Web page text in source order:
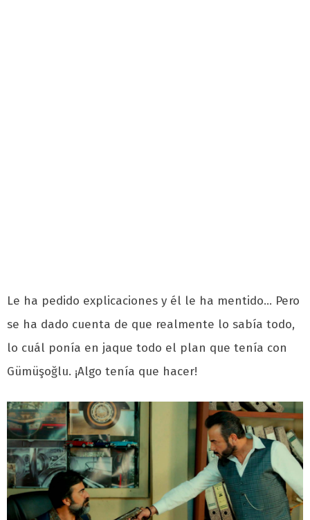
Le ha pedido explicaciones y él le ha mentido… Pero
se ha dado cuenta de que realmente lo sabía todo,
lo cuál ponía en jaque todo el plan que tenía con
Gümüşoğlu. ¡Algo tenía que hacer!